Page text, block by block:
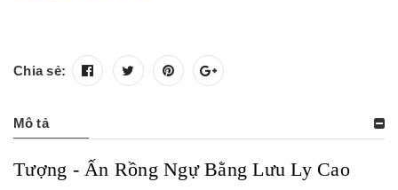
Chia sẻ:
Mô tả
Tượng - Ấn Rồng Ngự Bằng Lưu Ly Cao